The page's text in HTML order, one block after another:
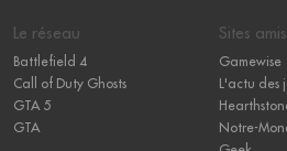
Le réseau
Battlefield 4
Call of Duty Ghosts
GTA 5
GTA
Sites amis
Gamewise
L'actu des
Notre-